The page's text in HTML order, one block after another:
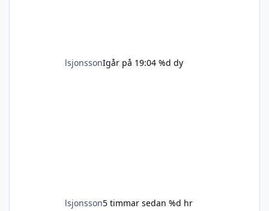
lsjonssonIgår på 19:04%d dy
lsjonsson5 timmar sedan %d hr